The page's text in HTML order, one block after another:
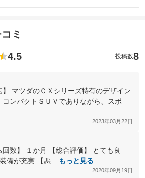
ミ
4.5 投稿数8
】 マツダのＣＸシリーズ特有のデザイン
ンパクトＳＵＶでありながら、スポ
2023年03月22日
回数】 １か月 【総合評価】 とても良
備が充実 【悪...
もっと見る
2020年09月19日